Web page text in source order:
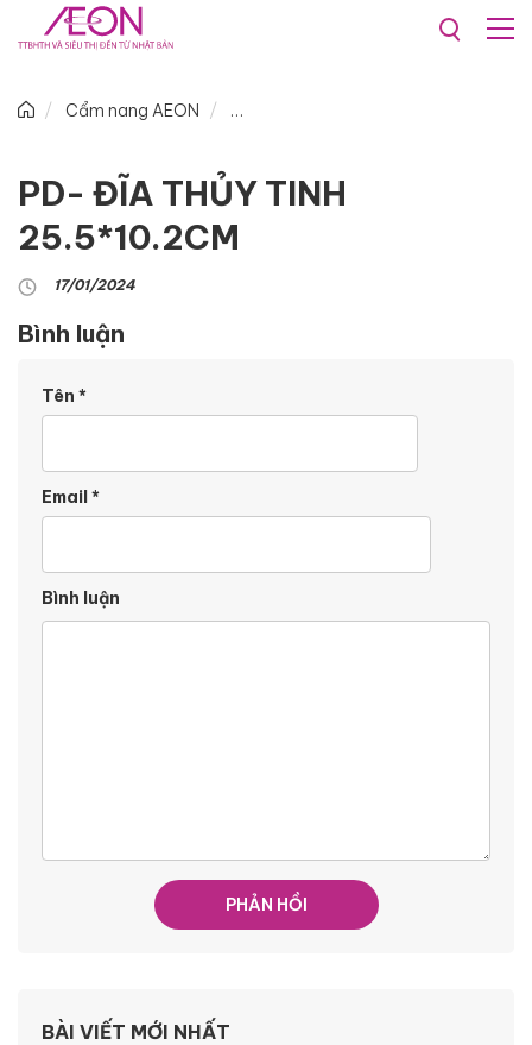
Cẩm nang AEON
PD- ĐĨA THỦY TINH
25.5*10.2CM
17/01/2024
Bình luận
Tên *
Email*
Bình luận
BÀI VIẾT MỚI NHẤT